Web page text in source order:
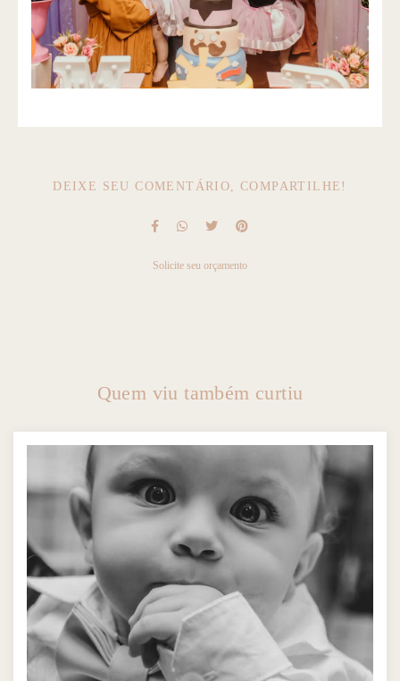
DEIXE SEU COMENTÁRIO, COMPARTILHE!
Solicite seu orçamento
Quem viu também curtiu